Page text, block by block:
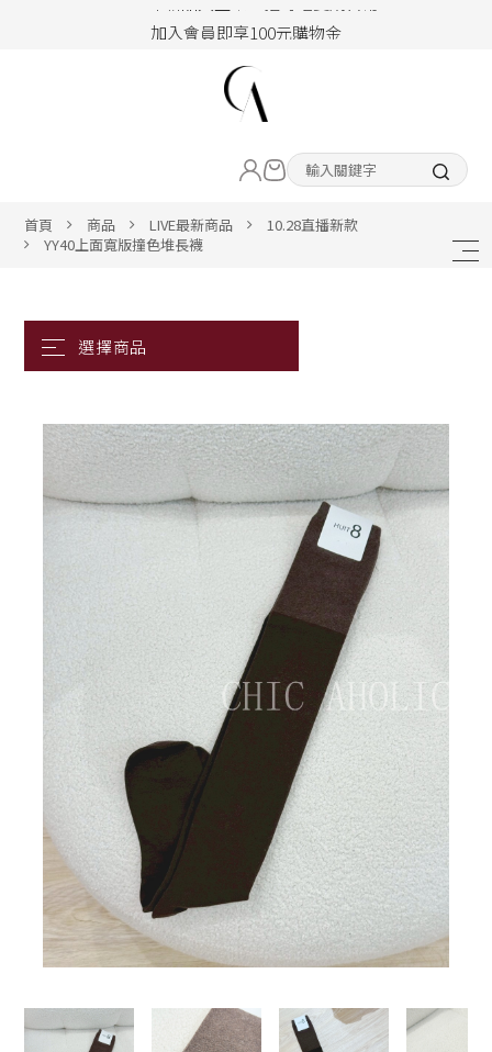
加入會員即享100元購物金
2026年新品大上架！把時髦變成日常
加入會員即享100元購物金
ALL ITEM
CA made
首頁 商品 LIVE最新商品
10.28直播新款
YY40上面寬版撞色堆長襪